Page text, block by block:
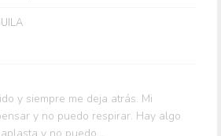
y siempre me deja atrás. Mi
y no puedo respirar. Hay algo
y no puedo...